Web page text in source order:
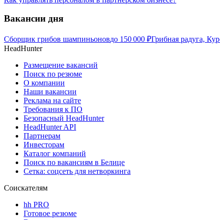
Вакансии дня
Сборщик грибов шампиньоновдо 150 000 ₽Грибная радуга,
HeadHunter
Размещение вакансий
Поиск по резюме
О компании
Наши вакансии
Реклама на сайте
Требования к ПО
Безопасный HeadHunter
HeadHunter API
Партнерам
Инвесторам
Каталог компаний
Поиск по вакансиям в Белице
Сетка: соцсеть для нетворкинга
Соискателям
hh PRO
Готовое резюме